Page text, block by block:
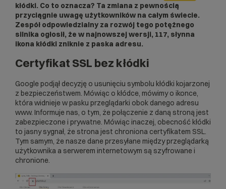
kłódki. Co to oznacza? Ta zmiana z pewnością
przyciągnie uwagę użytkowników na całym świecie.
Zespół odpowiedzialny za rozwój tego potężnego
silnika ogłosił, że w najnowszej wersji, 117, słynna
ikona kłódki zniknie z paska adresu.
Certyfikat SSL bez kłódki
Google podjął decyzję o usunięciu symbolu kłódki kojarzonej
z bezpieczeństwem. Mówiąc o kłódce, mówimy o ikonce,
która widnieje w pasku przeglądarki obok danego adresu
www. Informuje nas, o tym, że połączenie z daną stroną jest
zabezpieczone i prywatne. Mówiąc inaczej, obecność kłódki
to jasny sygnał, że strona jest chroniona certyfikatem SSL.
Tym samym, że nasze dane przesyłane między przeglądarką
użytkownika a serwerem internetowym są szyfrowane i
chronione.